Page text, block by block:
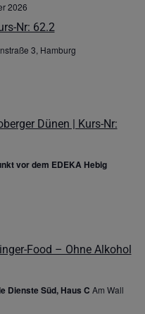
Nr: 62.2
2026
3, Hamburg
Dünen | Kurs-Nr:
vor dem EDEKA Hebig
Food – Ohne Alkohol
Dienste Süd, Haus C Am Wall